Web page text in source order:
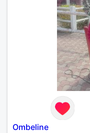
Ombeline